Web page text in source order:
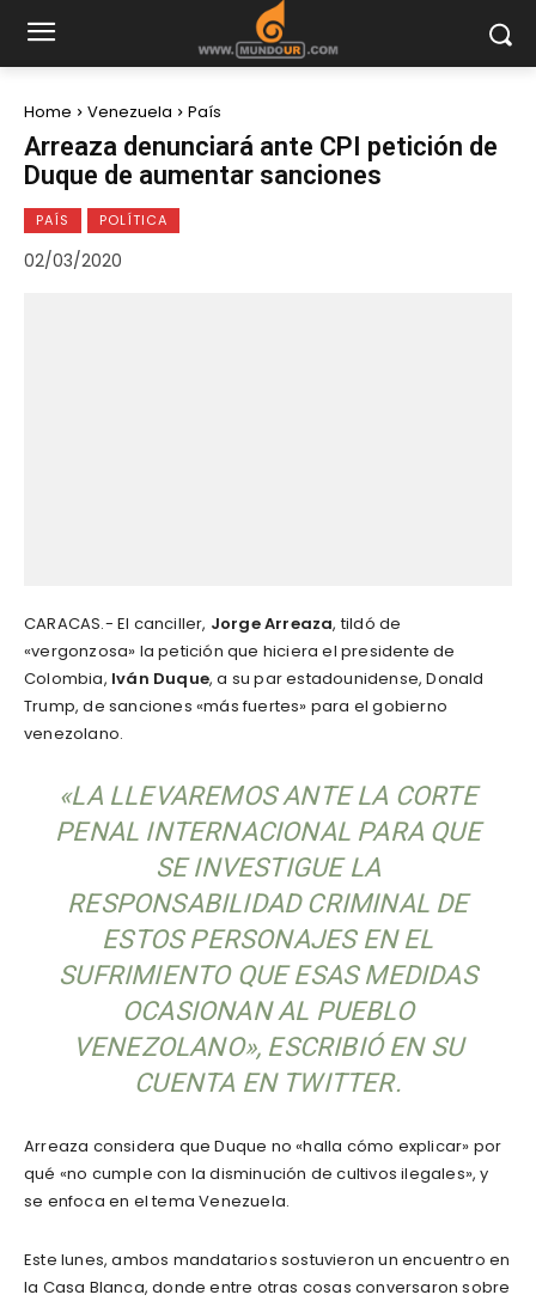
Home Venezuela País
Arreaza denunciará ante CPI petición de
Duque de aumentar sanciones
PAÍS POLÍTICA
02/03/2020
CARACAS.- El canciller, Jorge Arreaza, tildó de
«vergonzosa» la petición que hiciera el presidente de
Colombia, Iván Duque, a su par estadounidense, Donald
Trump, de sanciones «más fuertes» para el gobierno
venezolano.
«LA LLEVAREMOS ANTE LA CORTE
PENAL INTERNACIONAL PARA QUE
SE INVESTIGUE LA
RESPONSABILIDAD CRIMINAL DE
ESTOS PERSONAJES EN EL
SUFRIMIENTO QUE ESAS MEDIDAS
OCASIONAN AL PUEBLO
VENEZOLANO», ESCRIBIÓ EN SU
CUENTA EN TWITTER.
Arreaza considera que Duque no «halla cómo explicar» por
qué «no cumple con la disminución de cultivos ilegales», y
se enfoca en el tema Venezuela.
Este lunes, ambos mandatarios sostuvieron un encuentro en
la Casa Blanca, donde entre otras cosas conversaron sobre